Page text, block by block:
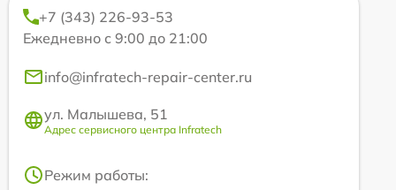
+7 (343) 226-93-53
Ежедневно с 9:00 до 21:00
info@infratech-repair-center.ru
ул. Малышева, 51
Адрес сервисного центра Infratech
Режим работы: